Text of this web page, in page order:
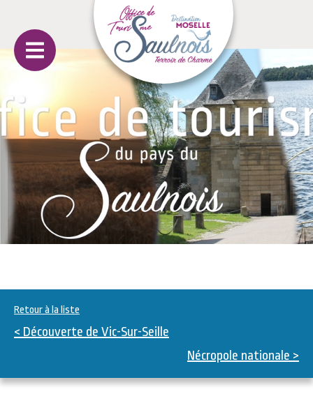
Retour à la liste
< Découverte de Vic-Sur-Seille
Nécropole nationale >